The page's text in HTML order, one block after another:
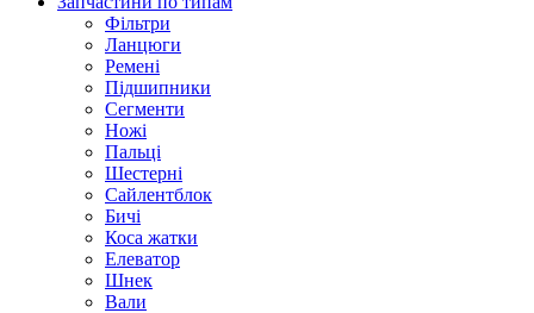
Фільтри
Ланцюги
Ремені
Підшипники
Сегменти
Ножі
Пальці
Шестерні
Сайлентблок
Бичі
Коса жатки
Елеватор
Шнек
Вали